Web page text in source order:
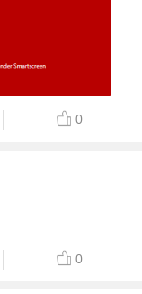
0
0